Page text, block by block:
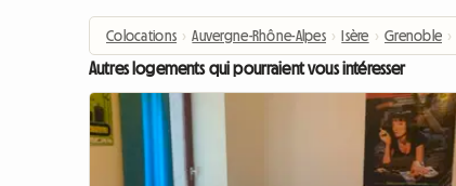
Colocations › Auvergne-Rhône-Alpes › Isère › Grenoble ›
Autres logements qui pourraient vous intéresser